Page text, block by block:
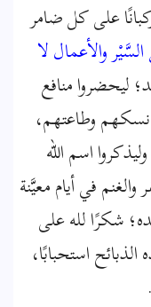
على كل ضامر
والأعمال لا
ليحضروا منافع
نسكهم وطاعتهم،
اسم الله
في أيام معيَّنة
شكرًا لله على
استحبابًا،